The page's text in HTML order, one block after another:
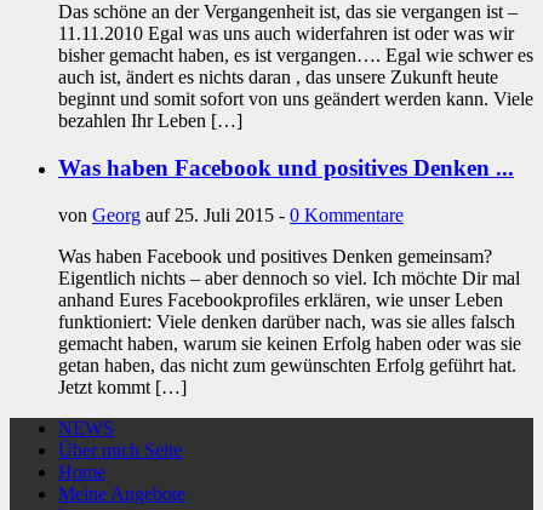
Das schöne an der Vergangenheit ist, das sie vergangen ist –
11.11.2010 Egal was uns auch widerfahren ist oder was wir
bisher gemacht haben, es ist vergangen…. Egal wie schwer es
auch ist, ändert es nichts daran , das unsere Zukunft heute
beginnt und somit sofort von uns geändert werden kann. Viele
bezahlen Ihr Leben […]
Was haben Facebook und positives Denken ...
von Georg auf 25. Juli 2015 - 0 Kommentare
Was haben Facebook und positives Denken gemeinsam?
Eigentlich nichts – aber dennoch so viel. Ich möchte Dir mal
anhand Eures Facebookprofiles erklären, wie unser Leben
funktioniert: Viele denken darüber nach, was sie alles falsch
gemacht haben, warum sie keinen Erfolg haben oder was sie
getan haben, das nicht zum gewünschten Erfolg geführt hat.
Jetzt kommt […]
NEWS
Über mich Seite
Home
Meine Angebote